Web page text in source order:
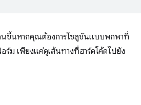
นขึ้นหากคุณต้องการโซลูชันแบบพกพาที่
ม เพียงแค่ดูเส้นทางที่ฮาร์ดโค้ดไปยัง